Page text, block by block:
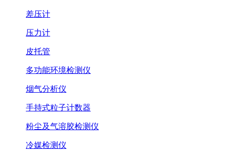
差压计
压力计
皮托管
多功能环境检测仪
烟气分析仪
手持式粒子计数器
粉尘及气溶胶检测仪
冷媒检测仪